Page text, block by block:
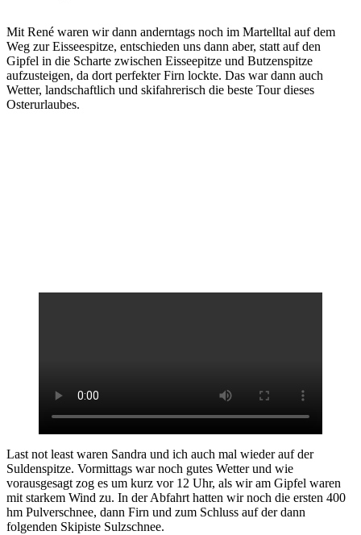
Mit René waren wir dann anderntags noch im Martelltal auf dem
Weg zur Eisseespitze, entschieden uns dann aber, statt auf den
Gipfel in die Scharte zwischen Eisseepitze und Butzenspitze
aufzusteigen, da dort perfekter Firn lockte. Das war dann auch
Wetter, landschaftlich und skifahrerisch die beste Tour dieses
Osterurlaubes.
Last not least waren Sandra und ich auch mal wieder auf der
Suldenspitze. Vormittags war noch gutes Wetter und wie
vorausgesagt zog es um kurz vor 12 Uhr, als wir am Gipfel waren
mit starkem Wind zu. In der Abfahrt hatten wir noch die ersten 400
hm Pulverschnee, dann Firn und zum Schluss auf der dann
folgenden Skipiste Sulzschnee.